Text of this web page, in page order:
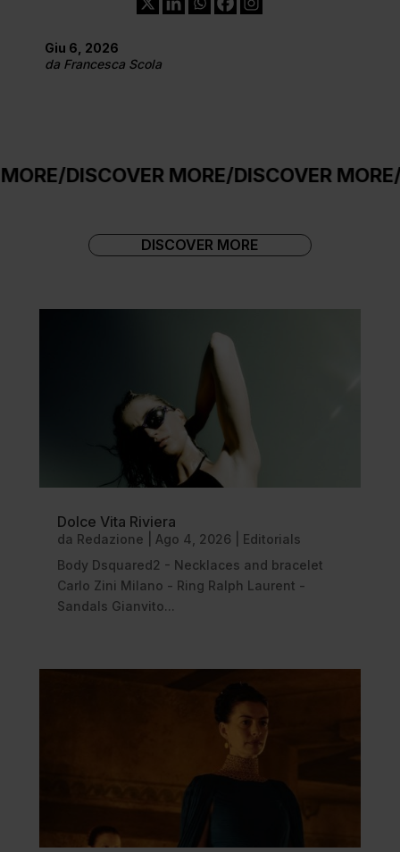
Giu 6, 2026
da Francesca Scola
MORE/DISCOVER MORE/
DISCOVER MORE
Dolce Vita Riviera
da Redazione Ago 4, 2026
Editorials
Body Dsquared2 - Necklaces and bracelet
Carlo Zini Milano - Ring Ralph Laurent -
Sandals Gianvito...